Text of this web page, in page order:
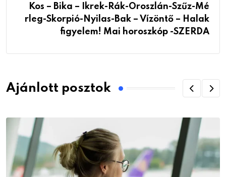
Kos – Bika – Ikrek-Rák-Oroszlán-Szűz-Mé
rleg-Skorpió-Nyilas-Bak – Vízöntő – Halak
figyelem! Mai horoszkóp -SZERDA
Ajánlott posztok